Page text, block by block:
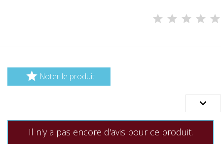
 Noter le produit

Il n'y a pas encore d'avis pour ce produit.